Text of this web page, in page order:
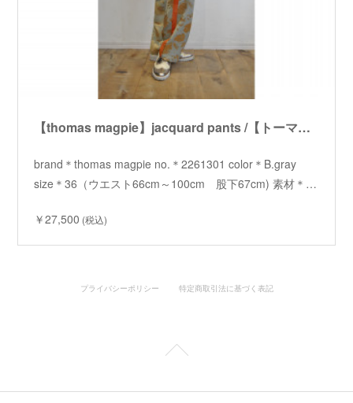
【thomas magpie】jacquard pants /【トーマスマグパイ】 ジャガードパンツ
brand＊thomas magpie no.＊2261301 color＊B.gray
size＊36（ウエスト66cm～100cm 股下67cm) 素材＊…
￥27,500 (税込)
プライバシーポリシー 特定商取引法に基づく表記